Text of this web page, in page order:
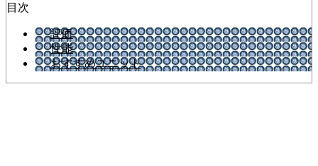
目次
評価
性能
おすすめユニット